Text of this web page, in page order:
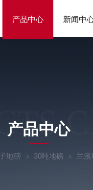
产品中心 新闻中
产品中心
地磅 30吨地磅 兰溪